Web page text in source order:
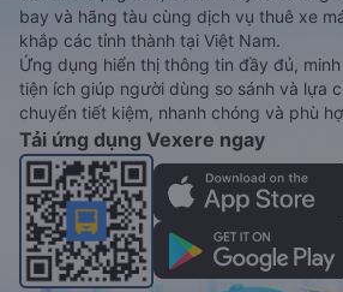
bay và hãng tàu cùng dịch vụ thuê xe
khắp các tỉnh thành tại Việt Nam.
Ứng dụng hiển thị thông tin đầy đủ,
tiện ích giúp người dùng so sánh và lựa
chuyển tiết kiệm, nhanh chóng và phù
Tải ứng dụng Vexere ngay